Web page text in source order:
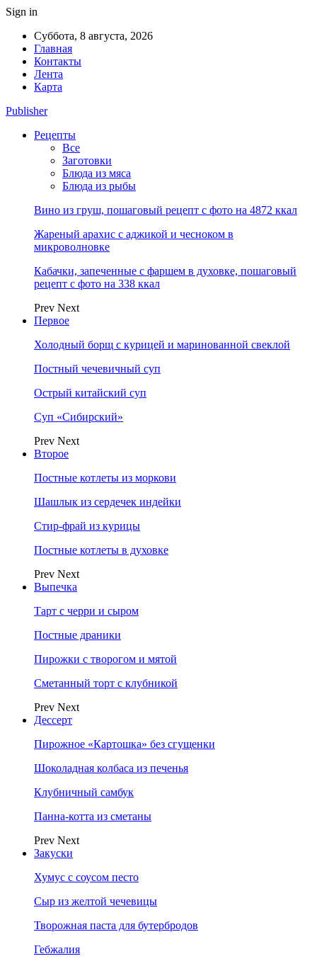
Sign in
Суббота, 8 августа, 2026
Главная
Контакты
Лента
Карта
Publisher
Рецепты
Все
Заготовки
Блюда из мяса
Блюда из рыбы
Вино из груш, пошаговый рецепт с фото на 4872 ккал
Жареный арахис с аджикой и чесноком в
микроволновке
Кабачки, запеченные с фаршем в духовке, пошаговый
рецепт с фото на 338 ккал
Prev Next
Первое
Холодный борщ с курицей и маринованной свеклой
Постный чечевичный суп
Острый китайский суп
Суп «Сибирский»
Prev Next
Второе
Постные котлеты из моркови
Шашлык из сердечек индейки
Стир-фрай из курицы
Постные котлеты в духовке
Prev Next
Выпечка
Тарт с черри и сыром
Постные драники
Пирожки с творогом и мятой
Сметанный торт с клубникой
Prev Next
Дессерт
Пирожное «Картошка» без сгущенки
Шоколадная колбаса из печенья
Клубничный самбук
Панна-котта из сметаны
Prev Next
Закуски
Хумус с соусом песто
Сыр из желтой чечевицы
Творожная паста для бутербродов
Гебжалия